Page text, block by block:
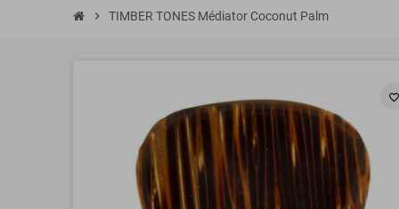
chevron_right TIMBER TONES Médiator Coconut Palm
favorite_border